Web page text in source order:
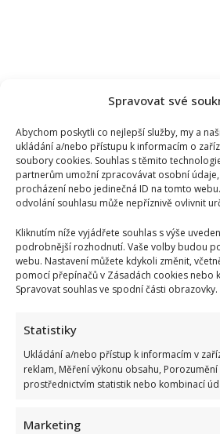
Spravovat své
Abychom poskytli co nejlepší služby, my a
ukládání a/nebo přístupu k informacím o
soubory cookies. Souhlas s těmito
partnerům umožní zpracovávat osobní
procházení nebo jedinečná ID na tomto
odvolání souhlasu může nepříznivě ovlivnit
Kliknutím níže vyjádřete souhlas s výše
podrobnější rozhodnutí. Vaše volby budou
webu. Nastavení můžete kdykoli změnit,
pomocí přepínačů v Zásadách cookies nebo
Spravovat souhlas ve spodní části obrazovky.
Statistiky
Ukládání a/nebo přístup k informacím v
reklam, Měření výkonu obsahu,
prostřednictvím statistik nebo kombinací
Marketing